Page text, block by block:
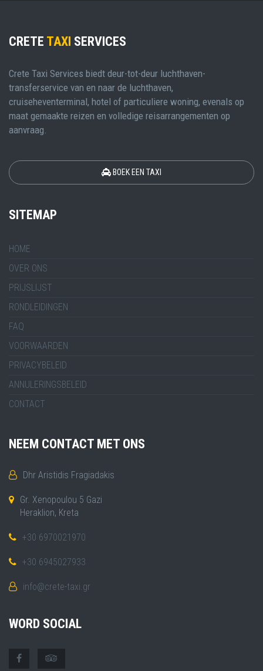
CRETE TAXI SERVICES
Crete Taxi Services biedt deur-tot-deur luchthaven-
transferservice van en naar de luchthaven,
cruiseheventerminal, hotel of particuliere woning, evenals op
maat gemaakte reizen en volledige reisarrangementen op
aanvraag.
BOEK EEN TAXI
SITEMAP
HOME
OVER ONS
PRIJSLIJST
RONDLEIDINGEN
FAQ
VOORWAARDEN
PRIVACYBELEID
ANNULERINGSBELEID
CONTACT
NEEM CONTACT MET ONS
Dhr Aristidis Fragiadakis
Gr. Xenopoulou 5 Gazi
Heraklion, Kreta
+30 6970021970
+30 6945027933
info@crete-taxi.gr
WORD SOCIAL